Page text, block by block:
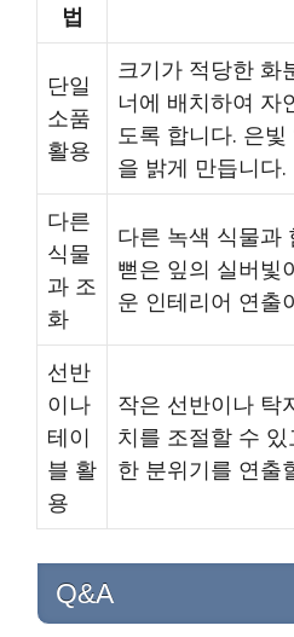
법
단일
소품
활용
크기가 적당한 화
너에 배치하여 자
도록 합니다. 은
을 밝게 만듭니다.
다른
식물
과 조
화
다른 녹색 식물과
뻗은 잎의 실버빛
운 인테리어 연출
선반
이나
테이
블 활
용
작은 선반이나 탁
치를 조절할 수
한 분위기를 연출
Q&A